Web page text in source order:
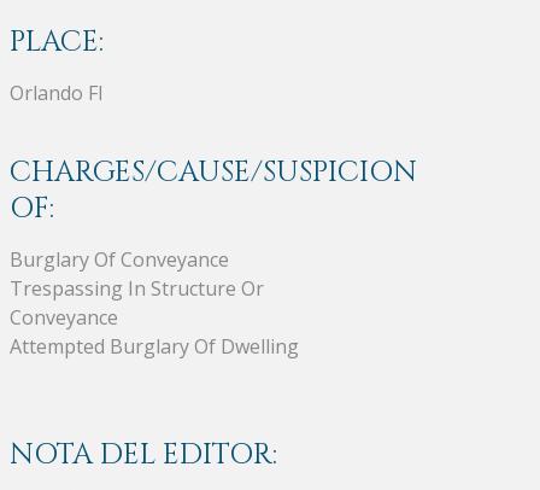
PLACE:
Orlando Fl
CHARGES/CAUSE/SUSPICION
OF:
Burglary Of Conveyance
Trespassing In Structure Or
Conveyance
Attempted Burglary Of Dwelling
NOTA DEL EDITOR: